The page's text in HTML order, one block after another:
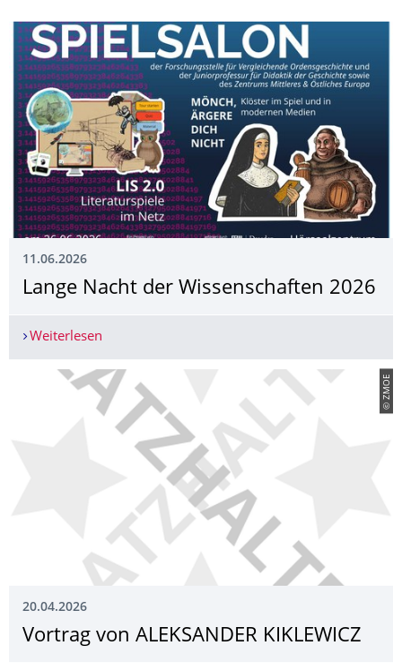
11.06.2026
Lange Nacht der Wissenschaften 2026
Weiterlesen
© ZMOE
20.04.2026
Vortrag von ALEKSANDER KIKLEWICZ